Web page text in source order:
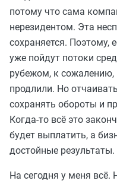
потому что сама
нерезидентом. Эта
сохраняется. Поэтому,
уже пойдут потоки
рубежом, к сожалению,
продлили. Но
сохранять обороты и
Когда-то всё это
будет выплатить, а
достойные результаты.
На сегодня у меня